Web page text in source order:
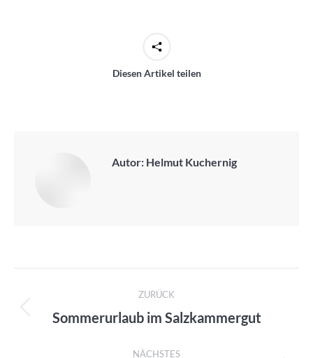
Diesen Artikel teilen
Autor: Helmut Kuchernig
Kommentarnavigation
ZURÜCK
Vorheriger
Sommerurlaub im Salzkammergut
NÄCHSTES